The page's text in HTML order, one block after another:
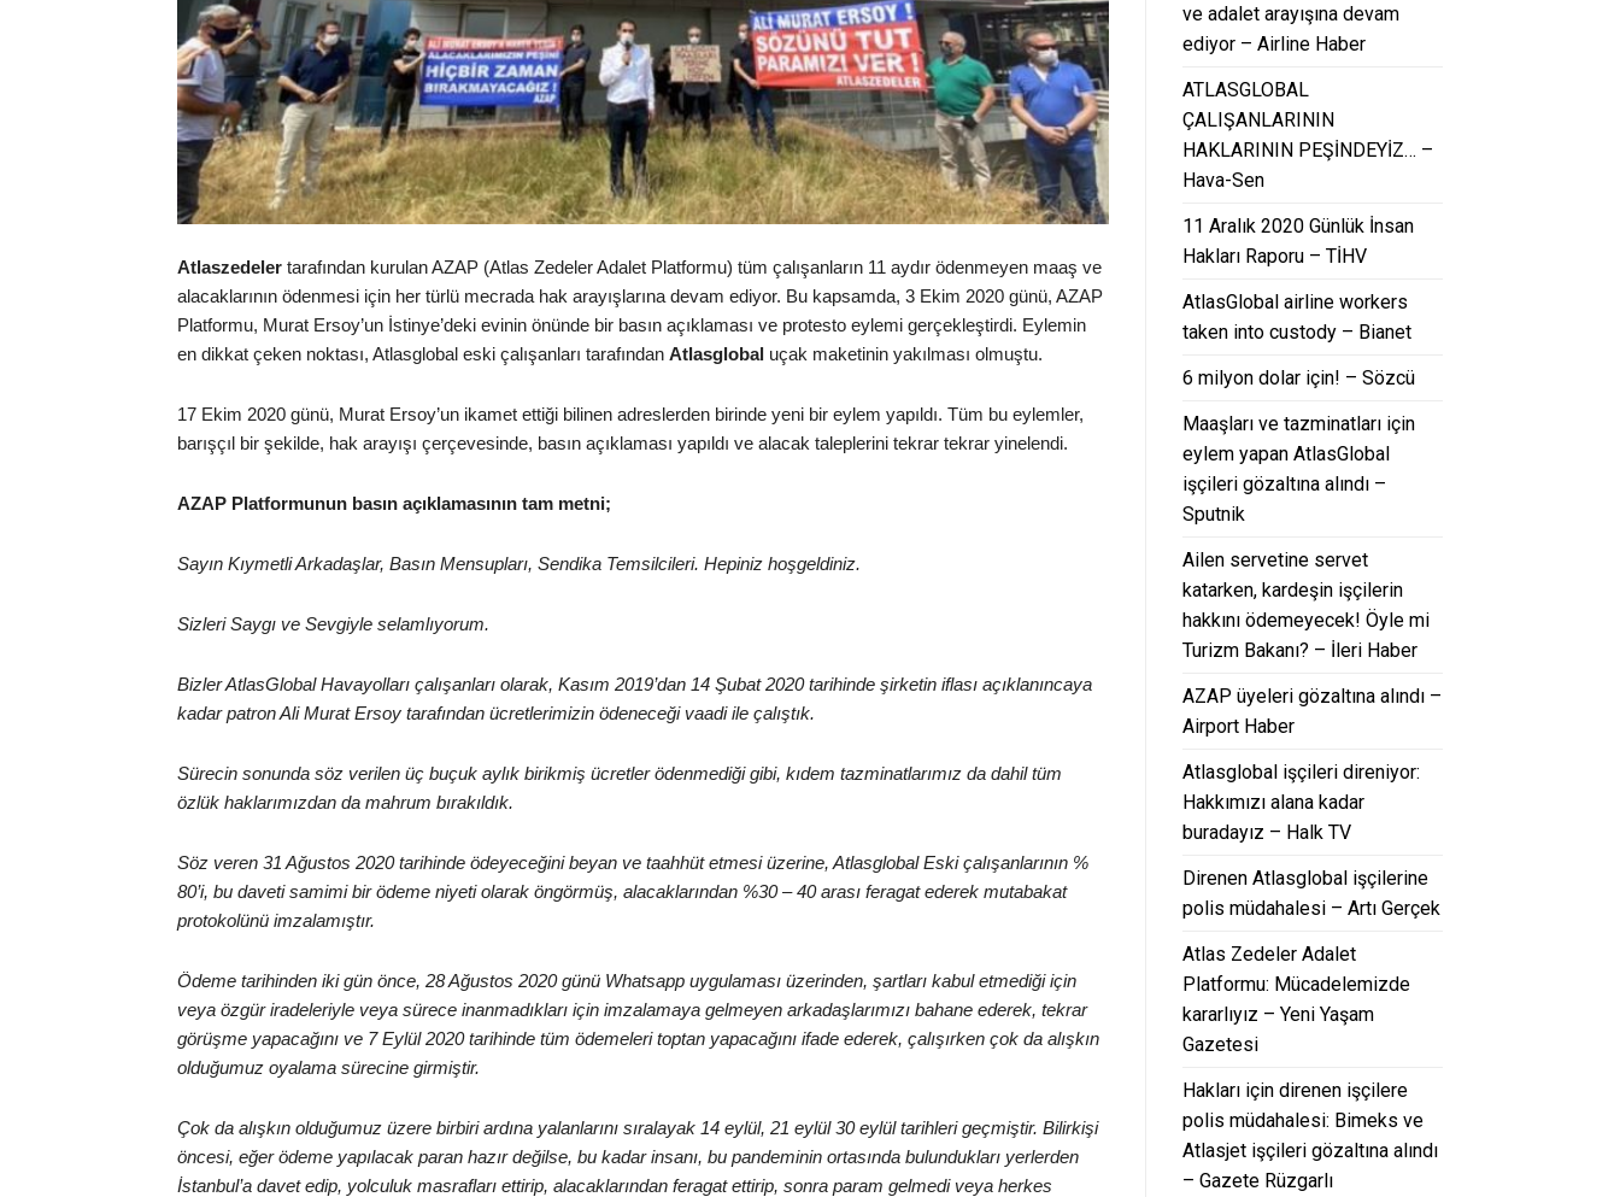
Atlaszedeler tarafından kurulan AZAP (Atlas Zedeler Adalet Platformu) tüm çalışanların 11 aydır ödenmeyen maaş ve
alacaklarının ödenmesi için her türlü mecrada hak arayışlarına devam ediyor. Bu kapsamda, 3 Ekim 2020 günü, AZAP
Platformu, Murat Ersoy’un İstinye’deki evinin önünde bir basın açıklaması ve protesto eylemi gerçekleştirdi. Eylemin
en dikkat çeken noktası, Atlasglobal eski çalışanları tarafından Atlasglobal uçak maketinin yakılması olmuştu.
17 Ekim 2020 günü, Murat Ersoy’un ikamet ettiği bilinen adreslerden birinde yeni bir eylem yapıldı. Tüm bu eylemler,
barışçıl bir şekilde, hak arayışı çerçevesinde, basın açıklaması yapıldı ve alacak taleplerini tekrar tekrar yinelendi.
AZAP Platformunun basın açıklamasının tam metni;
Sayın Kıymetli Arkadaşlar, Basın Mensupları, Sendika Temsilcileri. Hepiniz hoşgeldiniz.
Sizleri Saygı ve Sevgiyle selamlıyorum.
Bizler AtlasGlobal Havayolları çalışanları olarak, Kasım 2019’dan 14 Şubat 2020 tarihinde şirketin iflası açıklanıncaya
kadar patron Ali Murat Ersoy tarafından ücretlerimizin ödeneceği vaadi ile çalıştık.
Sürecin sonunda söz verilen üç buçuk aylık birikmiş ücretler ödenmediği gibi, kıdem tazminatlarımız da dahil tüm
özlük haklarımızdan da mahrum bırakıldık.
Söz veren 31 Ağustos 2020 tarihinde ödeyeceğini beyan ve taahhüt etmesi üzerine, Atlasglobal Eski çalışanlarının %
80’i, bu daveti samimi bir ödeme niyeti olarak öngörmüş, alacaklarından %30 – 40 arası feragat ederek mutabakat
protokolünü imzalamıştır.
Ödeme tarihinden iki gün önce, 28 Ağustos 2020 günü Whatsapp uygulaması üzerinden, şartları kabul etmediği için
veya özgür iradeleriyle veya sürece inanmadıkları için imzalamaya gelmeyen arkadaşlarımızı bahane ederek, tekrar
görüşme yapacağını ve 7 Eylül 2020 tarihinde tüm ödemeleri toptan yapacağını ifade ederek, çalışırken çok da alışkın
olduğumuz oyalama sürecine girmiştir.
Çok da alışkın olduğumuz üzere birbiri ardına yalanlarını sıralayak 14 eylül, 21 eylül 30 eylül tarihleri geçmiştir. Bilirkişi
öncesi, eğer ödeme yapılacak paran hazır değilse, bu kadar insanı, bu pandeminin ortasında bulundukları yerlerden
İstanbul’a davet edip, yolculuk masrafları ettirip, alacaklarından feragat ettirip, sonra param gelmedi veya herkes
ve adalet arayışına devam
ediyor – Airline Haber
ATLASGLOBAL
ÇALIŞANLARININ
HAKLARININ PEŞİNDEYİZ… –
Hava-Sen
11 Aralık 2020 Günlük İnsan
Hakları Raporu – TİHV
AtlasGlobal airline workers
taken into custody – Bianet
6 milyon dolar için! – Sözcü
Maaşları ve tazminatları için
eylem yapan AtlasGlobal
işçileri gözaltına alındı –
Sputnik
Ailen servetine servet
katarken, kardeşin işçilerin
hakkını ödemeyecek! Öyle mi
Turizm Bakanı? – İleri Haber
AZAP üyeleri gözaltına alındı –
Airport Haber
Atlasglobal işçileri direniyor:
Hakkımızı alana kadar
buradayız – Halk TV
Direnen Atlasglobal işçilerine
polis müdahalesi – Artı Gerçek
Atlas Zedeler Adalet
Platformu: Mücadelemizde
kararlıyız – Yeni Yaşam
Gazetesi
Hakları için direnen işçilere
polis müdahalesi: Bimeks ve
Atlasjet işçileri gözaltına alındı
– Gazete Rüzgarlı